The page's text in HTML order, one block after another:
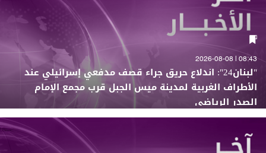
08:43 | 2026-08-08
"لبنان24": اندلاع حريق جراء قصف مدفعي إسرائيلي عند
الأطراف الغربية لمدينة ميس الجبل قرب مجمع الإمام
الصدر الرياضي